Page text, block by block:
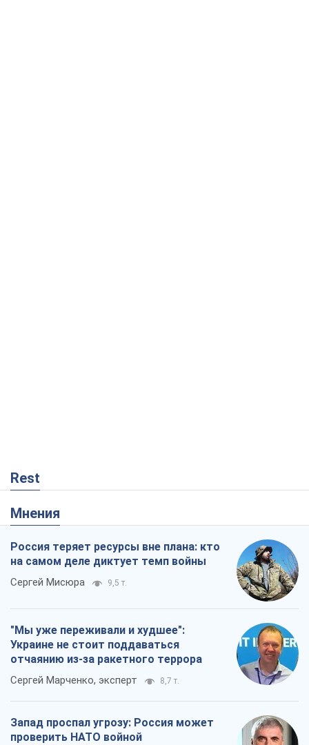
Rest
Мнения
Россия теряет ресурсы вне плана: кто
на самом деле диктует темп войны
Сергей Мисюра 9,5 т.
"Мы уже переживали и худшее":
Украине не стоит поддаваться
отчаянию из-за ракетного террора
Сергей Марченко, эксперт 8,7 т.
Запад проспал угрозу: Россия может
проверить НАТО войной